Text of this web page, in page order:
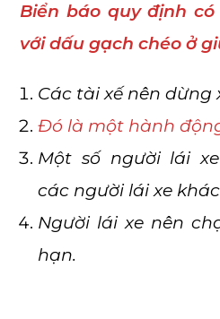
Biển báo quy định
với dấu gạch chéo ở
Các tài xế nên dừng
Đó là một hành
Một số người lái
các người lái xe
Người lái xe nên
hạn.